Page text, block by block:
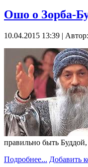
Ошо о Зорба-
10.04.2015 13:39 |
правильно быть
Подробнее... Добавить